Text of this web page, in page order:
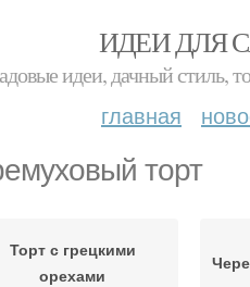
ИДЕИ ДЛЯ
идеи, дачный стиль,
главная
торт
Торт с грецкими
орехами